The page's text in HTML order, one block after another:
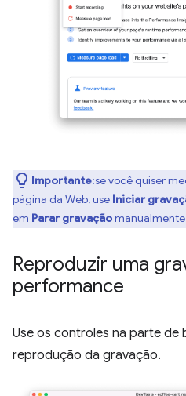
Importante:se você quiser
página da Web, use Iniciar
em Parar gravação
Reproduzir uma
performance
Use os controles na parte de
reprodução da gravação.